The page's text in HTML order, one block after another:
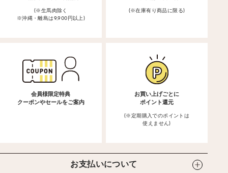
(※生馬肉除く
※沖縄・離島は9,900円以上)
(※在庫有り商品に限る)
会員様限定特典
クーポンやセールをご案内
お買い上げごとに
ポイント還元
(※定期購入でのポイントは
使えません)
お支払いについて